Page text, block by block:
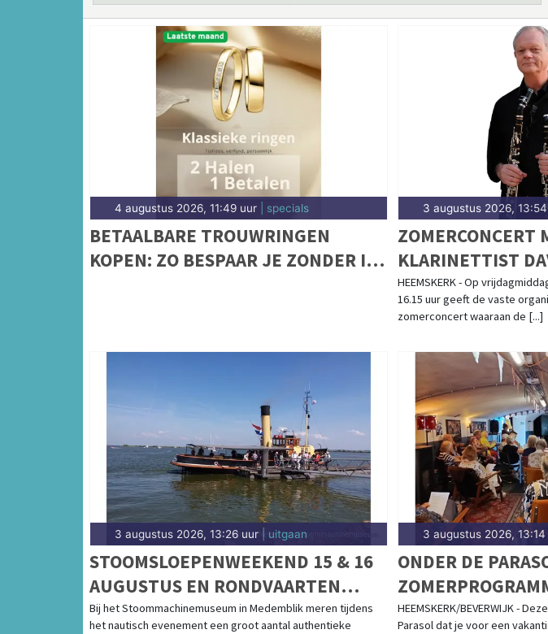
4 augustus 2026, 11:49 uur | specials
BETAALBARE TROUWRINGEN
KOPEN: ZO BESPAAR JE ZONDER IN
3 augustus 2026,
ZOMERCONCERT
KLARINETTIST
DORPSKERK
HEEMSKERK - Op
16.15 uur geeft de vaste
zomerconcert waaraan de [...]
3 augustus 2026, 13:26 uur | uitgaan
STOOMSLOEPENWEEKEND 15 & 16
AUGUSTUS EN RONDVAARTEN
IJSSELMEER
Bij het Stoommachinemuseum in Medemblik meren tijdens
het nautisch evenement een groot aantal authentieke
3 augustus 2026, 13:14
ONDER DE
INSPIRERENDE
HEEMSKERK/BEVERWIJK -
Parasol dat je voor een